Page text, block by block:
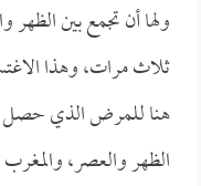
ولها أن تجمع بين
ثلاث مرات، وهذا
هنا للمرض الذي حصل
الظهر والعصر،